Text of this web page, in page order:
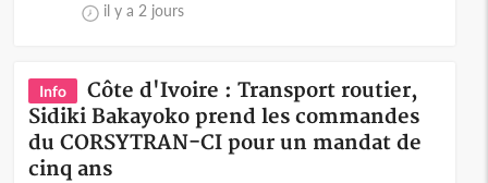
il y a 2 jours
Info
Côte d'Ivoire : Transport routier,
Sidiki Bakayoko prend les commandes
du CORSYTRAN-CI pour un mandat de
cinq ans